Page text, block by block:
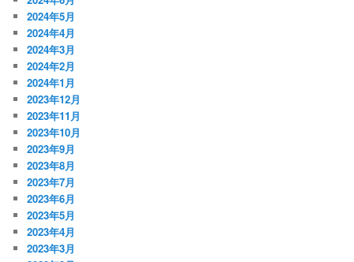
2024年5月
2024年4月
2024年3月
2024年2月
2024年1月
2023年12月
2023年11月
2023年10月
2023年9月
2023年8月
2023年7月
2023年6月
2023年5月
2023年4月
2023年3月